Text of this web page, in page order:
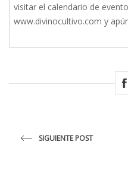
visitar el calendario de
www.divinocultivo.com y
SIGUIENTE POST